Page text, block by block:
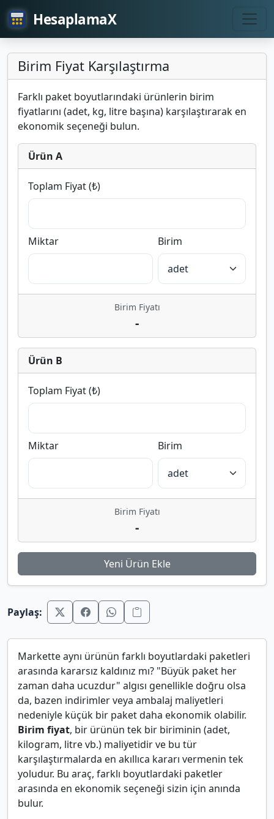
HesaplamaX
Birim Fiyat Karşılaştırma
Farklı paket boyutlarındaki ürünlerin birim
fiyatlarını (adet, kg, litre başına) karşılaştırarak en
ekonomik seçeneği bulun.
Ürün A
Toplam Fiyat (₺)
Miktar Birim
Birim Fiyatı
-
Ürün B
Toplam Fiyat (₺)
Miktar Birim
Birim Fiyatı
-
Yeni Ürün Ekle
Paylaş:
Markette aynı ürünün farklı boyutlardaki paketleri
arasında kararsız kaldınız mı? "Büyük paket her
zaman daha ucuzdur" algısı genellikle doğru olsa
da, bazen indirimler veya ambalaj maliyetleri
nedeniyle küçük bir paket daha ekonomik olabilir.
Birim fiyat, bir ürünün tek bir biriminin (adet,
kilogram, litre vb.) maliyetidir ve bu tür
karşılaştırmalarda en akıllıca kararı vermenin tek
yoludur. Bu araç, farklı boyutlardaki paketler
arasında en ekonomik seçeneği sizin için anında
bulur.